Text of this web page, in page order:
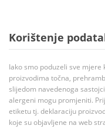
Korištenje
Iako smo poduzeli sve
proizvodima točna,
slijedom navedenoga
alergeni mogu promjeniti.
etiketu tj. deklaraciju
koje su objavljene na web